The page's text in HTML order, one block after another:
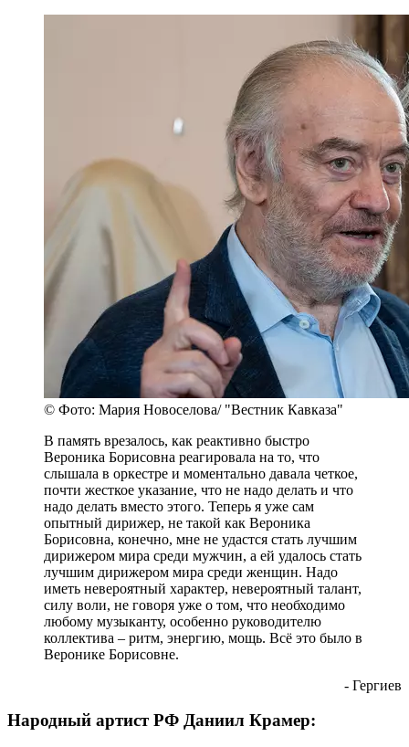
© Фото: Мария Новоселова/ "Вестник Кавказа"
В память врезалось, как реактивно быстро
Вероника Борисовна реагировала на то, что
слышала в оркестре и моментально давала четкое,
почти жесткое указание, что не надо делать и что
надо делать вместо этого. Теперь я уже сам
опытный дирижер, не такой как Вероника
Борисовна, конечно, мне не удастся стать лучшим
дирижером мира среди мужчин, а ей удалось стать
лучшим дирижером мира среди женщин. Надо
иметь невероятный характер, невероятный талант,
силу воли, не говоря уже о том, что необходимо
любому музыканту, особенно руководителю
коллектива – ритм, энергию, мощь. Всё это было в
Веронике Борисовне.
- Гергиев
Народный артист РФ Даниил Крамер: